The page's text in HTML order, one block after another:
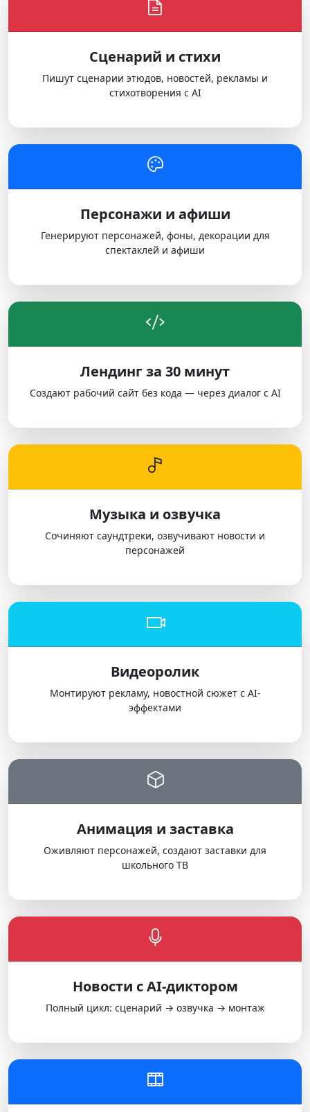
Сценарий и стихи
Пишут сценарии этюдов, новостей, рекламы и
стихотворения с AI
Персонажи и афиши
Генерируют персонажей, фоны, декорации для
спектаклей и афиши
Лендинг за 30 минут
Создают рабочий сайт без кода — через диалог с AI
Музыка и озвучка
Сочиняют саундтреки, озвучивают новости и
персонажей
Видеоролик
Монтируют рекламу, новостной сюжет с AI-
эффектами
Анимация и заставка
Оживляют персонажей, создают заставки для
школьного ТВ
Новости с AI-диктором
Полный цикл: сценарий → озвучка → монтаж